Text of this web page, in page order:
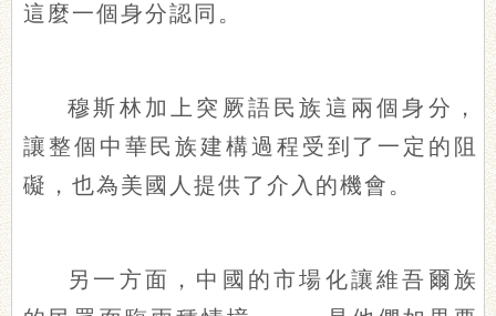
這麼一個身分認同。
穆斯林加上突厥語民族這兩個身分，
讓整個中華民族建構過程受到了一定的阻
礙，也為美國人提供了介入的機會。
另一方面，中國的市場化讓維吾爾族